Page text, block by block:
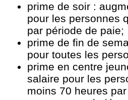
prime de soir :
pour les personnes
par période de paie;
prime de fin de
pour toutes les
prime en centre
salaire pour les
moins 70 heures